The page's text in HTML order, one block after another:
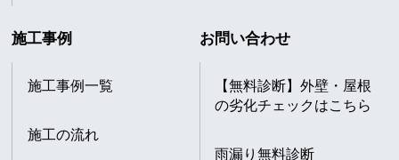
施工事例
施工事例一覧
施工の流れ
お問い合わせ
【無料診断】外壁・屋根
の劣化チェックはこちら
雨漏り無料診断